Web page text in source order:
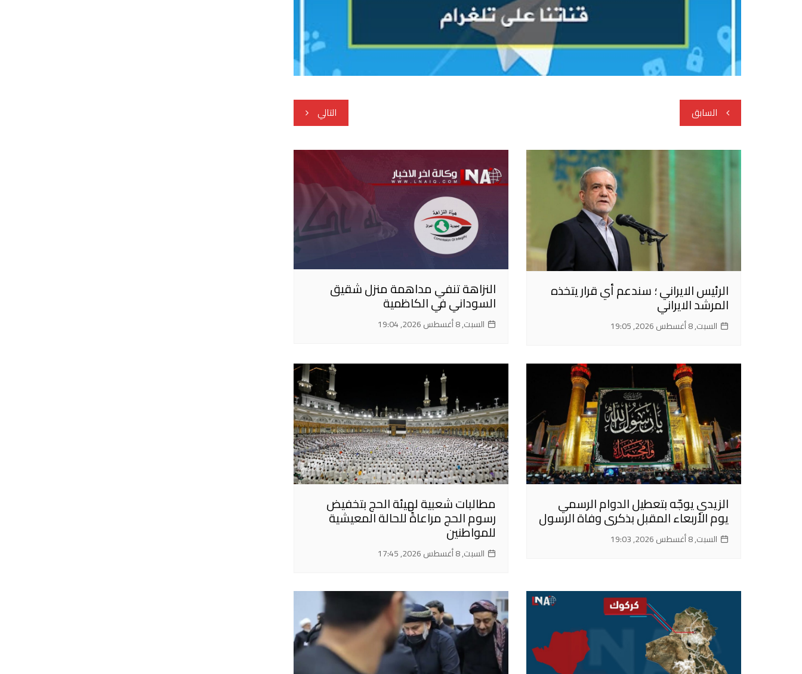
تصفّح
المقالات
السابق التالي
الرئيس الايراني ؛ سندعم أي قرار يتخذه
المرشد الايراني
السبت, 8 أغسطس 2026, 19:05
النزاهة تنفي مداهمة منزل شقيق
السوداني في الكاظمية
السبت, 8 أغسطس 2026, 19:04
الزيدي يوجّه بتعطيل الدوام الرسمي
يوم الأربعاء المقبل بذكرى وفاة الرسول
السبت, 8 أغسطس 2026, 19:03
مطالبات شعبية لهيئة الحج بتخفيض
رسوم الحج مراعاةً للحالة المعيشية
للمواطنين
السبت, 8 أغسطس 2026, 17:45